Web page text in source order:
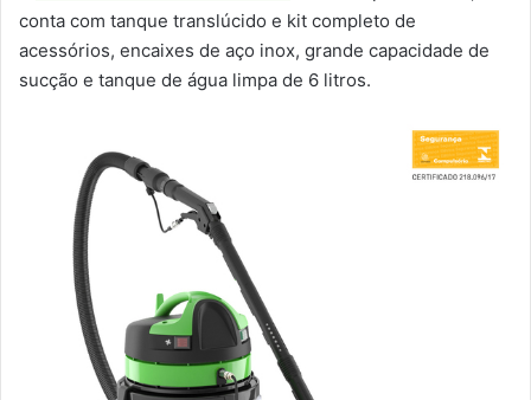
conta com tanque translúcido e kit completo de
acessórios, encaixes de aço inox, grande capacidade de
sucção e tanque de água limpa de 6 litros.